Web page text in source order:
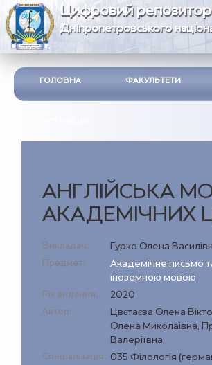
Цифровий
Дніпропетровського
ГОЛОВНА ФАКУЛЬТЕТИ
АНГЛІЙСЬКА
АКАДЕМІЧНИХ
Викладач: Гурко Олена
Предмет:
Академічне письмо
іноземною мовою
Рік видання: 2020
Автор:
Цвєтаєва Олена
Олена Миколаівна,
Валеріївна
Спеціалізація: 035 Філологія